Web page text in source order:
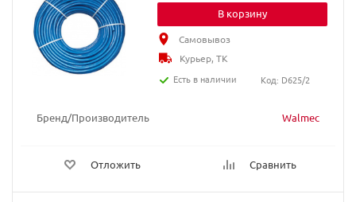
Бренд/Производитель Walmec
Отложить Сравнить
В корзину
Самовывоз
Курьер, ТК
Есть в наличии
Код: D625/2